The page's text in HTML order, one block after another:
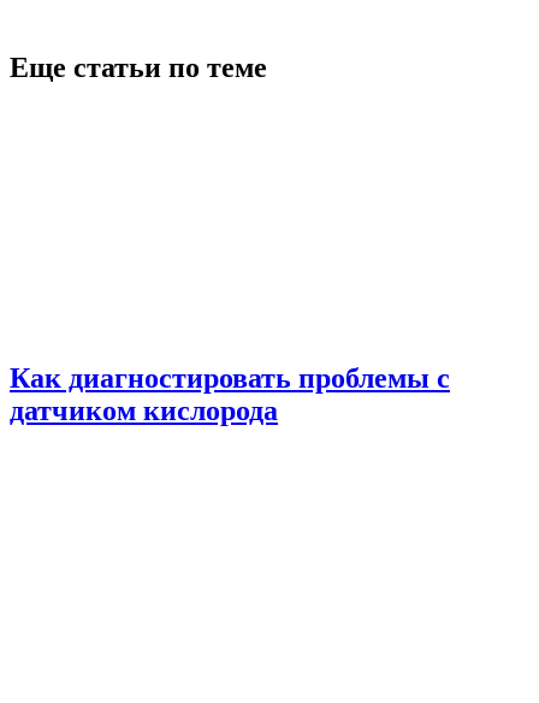
Еще статьи по теме
Как диагностировать проблемы с
датчиком кислорода